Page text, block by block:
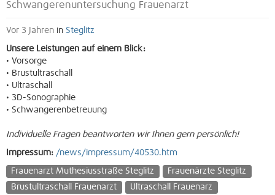
Schwangerenuntersuchung Frauenarzt
Vor 3 Jahren in Steglitz
Unsere Leistungen auf einem Blick:
• Vorsorge
• Brustultraschall
• Ultraschall
• 3D-Sonographie
• Schwangerenbetreuung
Individuelle Fragen beantworten wir Ihnen gern persönlich!
Impressum: /news/impressum/40530.htm
Frauenarzt Muthesiusstraße Steglitz
Frauenärzte Steglitz
Brustultraschall Frauenarzt
Ultraschall Frauenarz